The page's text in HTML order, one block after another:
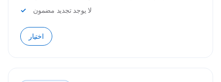
لا يوجد تجديد مضمون
اختيار